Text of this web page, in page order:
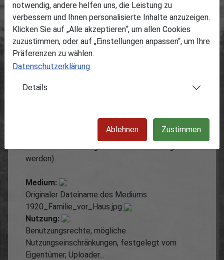
Ort:
Ortsbeschreibung, wo das Medium entstanden
ist.
vor dem Haus der späteren Bauernschänke, Blick
nach Süden
Kommentare können nur durch registrierte
Erfasser eingestellt werden.
Es gibt noch keine Kommentare (Kommentare
werden).
Medium:
Originaler Dateiname des Mediums
1920_Familie_vor_Haus.jpg
Nutzung:
Benutzungsrechte, mögliche
Nutzungseinschränkungen, festgelegt vom
Eigentümer, Uploader...
notwendig, andere helfen uns, die Leistung zu
verbessern und Ihnen personalisierte Inhalte anzuzeigen.
Klicken Sie auf „Alle akzeptieren“, um allen Cookies
zuzustimmen, oder auf „Einstellungen anpassen“, um Ihre
Präferenzen zu wählen.
Datenschutzerklärung
Details
Ablehnen Zustimmen